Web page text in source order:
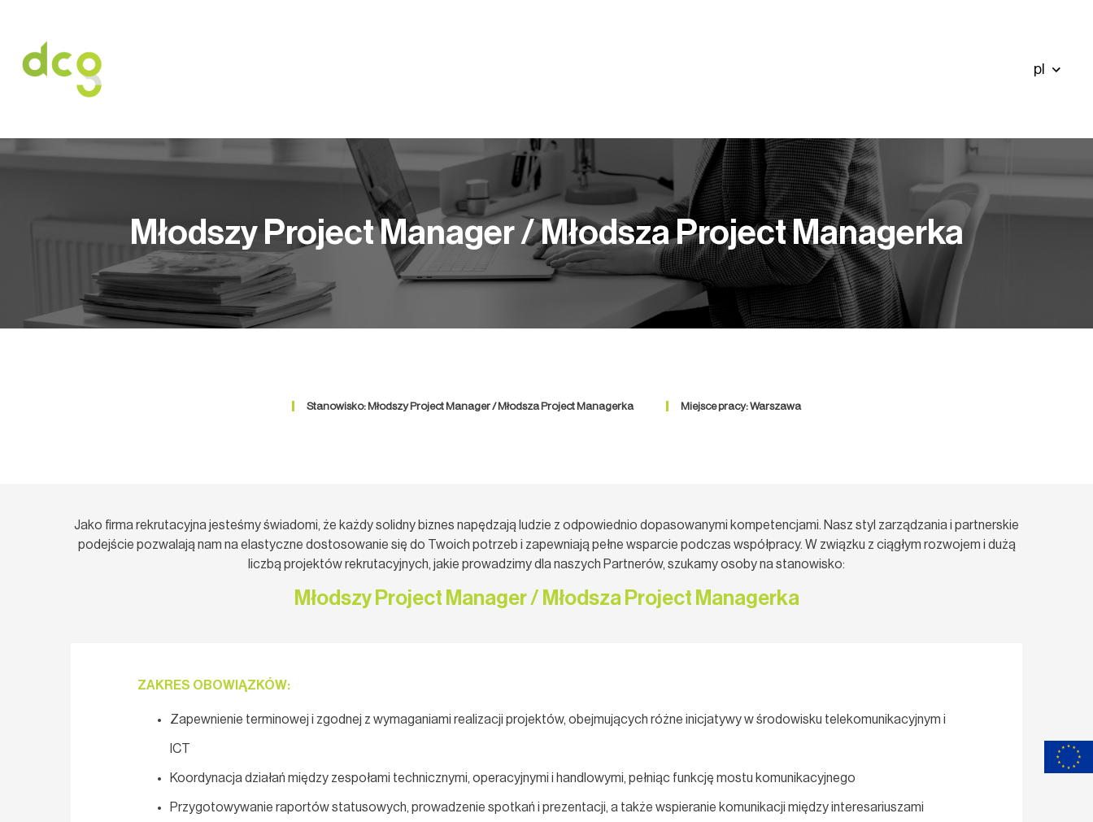
pl
Młodszy Project Manager / Młodsza Project Managerka
Stanowisko: Młodszy Project Manager / Młodsza Project Managerka Miejsce pracy: Warszawa
Jako firma rekrutacyjna jesteśmy świadomi, że każdy solidny biznes napędzają ludzie z odpowiednio dopasowanymi kompetencjami. Nasz styl zarządzania i partnerskie
podejście pozwalają nam na elastyczne dostosowanie się do Twoich potrzeb i zapewniają pełne wsparcie podczas współpracy. W związku z ciągłym rozwojem i dużą
liczbą projektów rekrutacyjnych, jakie prowadzimy dla naszych Partnerów, szukamy osoby na stanowisko:
Młodszy Project Manager / Młodsza Project Managerka
ZAKRES OBOWIĄZKÓW:
Zapewnienie terminowej i zgodnej z wymaganiami realizacji projektów, obejmujących różne inicjatywy w środowisku telekomunikacyjnym i
ICT
Koordynacja działań między zespołami technicznymi, operacyjnymi i handlowymi, pełniąc funkcję mostu komunikacyjnego
Przygotowywanie raportów statusowych, prowadzenie spotkań i prezentacji, a także wspieranie komunikacji między interesariuszami